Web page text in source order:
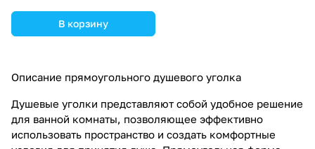
В корзину
Описание прямоугольного душевого уголка
Душевые уголки представляют собой удобное решение
для ванной комнаты, позволяющее эффективно
использовать пространство и создать комфортные